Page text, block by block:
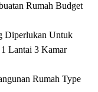
Rumah Budget
Diperlukan Untuk
Lantai 3 Kamar
Rumah Type